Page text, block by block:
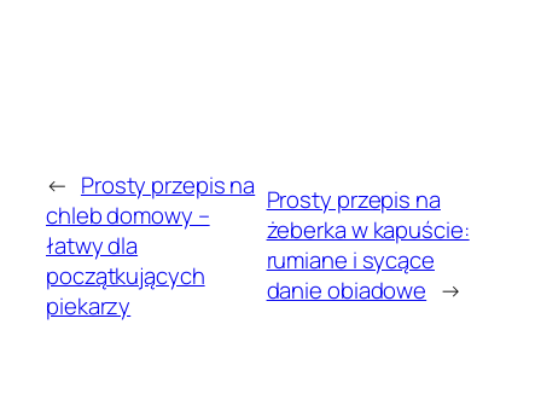
← Prosty przepis na
chleb domowy –
łatwy dla
początkujących
piekarzy
Prosty przepis na
żeberka w kapuście:
rumiane i sycące
danie obiadowe →